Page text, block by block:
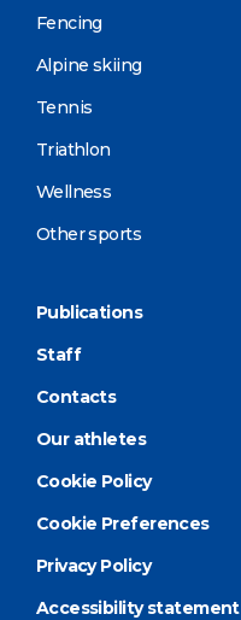
Fencing
Alpine skiing
Tennis
Triathlon
Wellness
Other sports
Publications
Staff
Contacts
Our athletes
Cookie Policy
Cookie Preferences
Privacy Policy
Accessibility statement